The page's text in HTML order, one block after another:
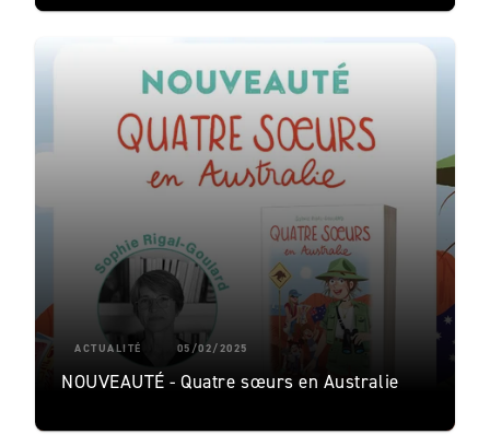
ACTUALITÉ 05/02/2025
NOUVEAUTÉ - Quatre sœurs en Australie